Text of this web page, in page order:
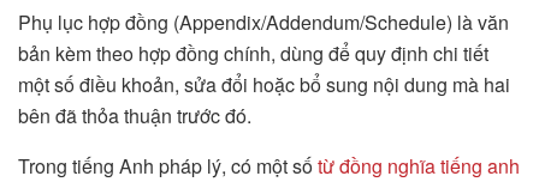
Phụ lục hợp đồng (Appendix/Addendum/Schedule) là văn
bản kèm theo hợp đồng chính, dùng để quy định chi tiết
một số điều khoản, sửa đổi hoặc bổ sung nội dung mà hai
bên đã thỏa thuận trước đó.
Trong tiếng Anh pháp lý, có một sốtừ đồng nghĩa tiếng anh